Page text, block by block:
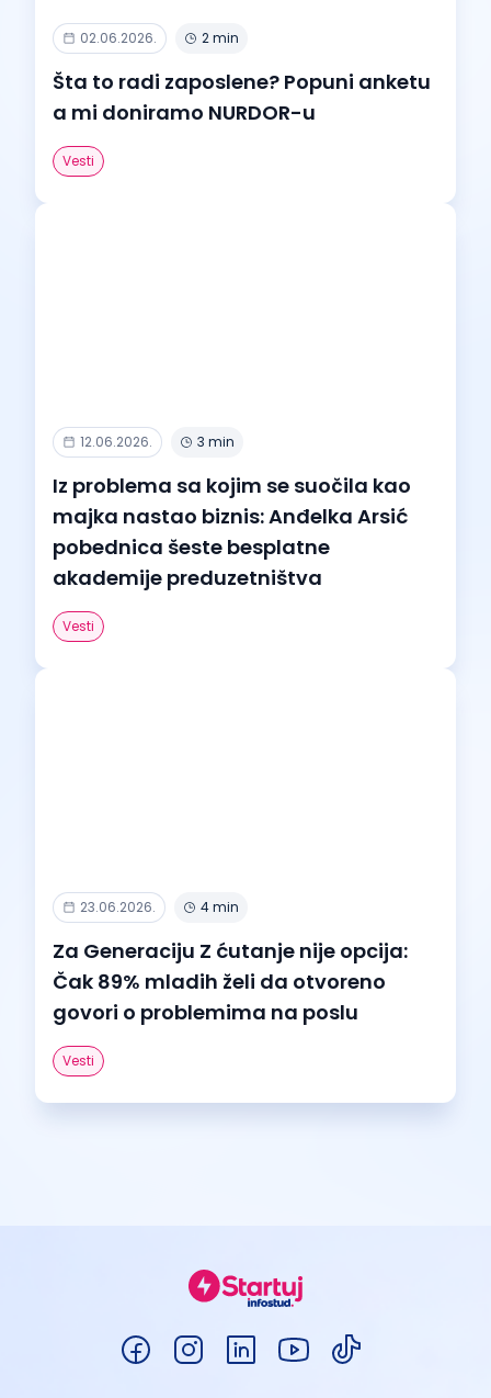
02.06.2026. 2 min
Šta to radi zaposlene? Popuni anketu
a mi doniramo NURDOR-u
Vesti
12.06.2026. 3 min
Iz problema sa kojim se suočila kao
majka nastao biznis: Anđelka Arsić
pobednica šeste besplatne
akademije preduzetništva
Vesti
23.06.2026. 4 min
Za Generaciju Z ćutanje nije opcija:
Čak 89% mladih želi da otvoreno
govori o problemima na poslu
Vesti